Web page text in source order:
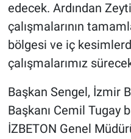
edecek. Ardından
çalışmalarının
bölgesi ve iç
çalışmalarımız
Başkan Sengel, İzmir
Başkanı Cemil Tugay
İZBETON Genel